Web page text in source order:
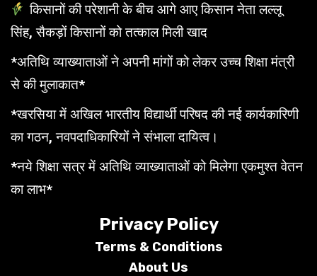
किसानों की परेशानी के बीच आगे आए किसान नेता लल्लू
सिंह, सैकड़ों किसानों को तत्काल मिली खाद
*अतिथि व्याख्याताओं ने अपनी मांगों को लेकर उच्च शिक्षा मंत्री
से की मुलाकात*
*खरसिया में अखिल भारतीय विद्यार्थी परिषद की नई कार्यकारिणी
का गठन, नवपदाधिकारियों ने संभाला दायित्व।
*नये शिक्षा सत्र में अतिथि व्याख्याताओं को मिलेगा एकमुश्त वेतन
का लाभ*
Privacy Policy
Terms & Conditions
About Us